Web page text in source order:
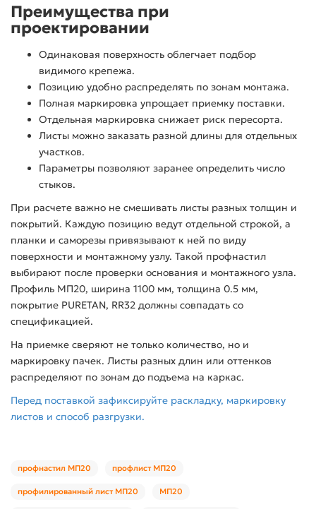
Преимущества при
проектировании
Одинаковая поверхность облегчает подбор
видимого крепежа.
Позицию удобно распределять по зонам монтажа.
Полная маркировка упрощает приемку поставки.
Отдельная маркировка снижает риск пересорта.
Листы можно заказать разной длины для отдельных
участков.
Параметры позволяют заранее определить число
стыков.
При расчете важно не смешивать листы разных толщин и
покрытий. Каждую позицию ведут отдельной строкой, а
планки и саморезы привязывают к ней по виду
поверхности и монтажному узлу. Такой профнастил
выбирают после проверки основания и монтажного узла.
Профиль МП20, ширина 1100 мм, толщина 0.5 мм,
покрытие PURETAN, RR32 должны совпадать со
спецификацией.
На приемке сверяют не только количество, но и
маркировку пачек. Листы разных длин или оттенков
распределяют по зонам до подъема на каркас.
Перед поставкой зафиксируйте раскладку, маркировку
листов и способ разгрузки.
профнастил МП20 профлист МП20
профилированный лист МП20 МП20